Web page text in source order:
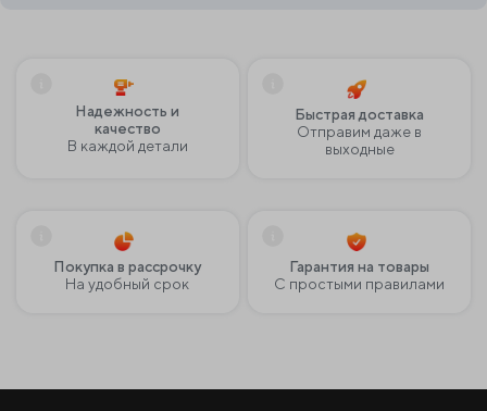
Надежность и
качество
В каждой детали
Быстрая доставка
Отправим даже в
выходные
Покупка в рассрочку
На удобный срок
Гарантия на товары
С простыми правилами